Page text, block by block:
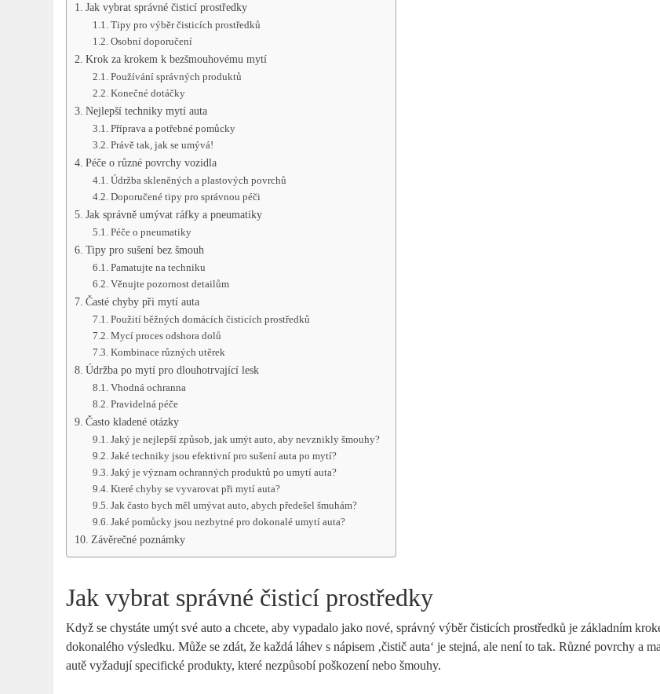
Jak vybrat správné čisticí prostředky
Tipy pro výběr čisticích prostředků
Osobní doporučení
Krok za krokem k bezšmouhovému mytí
Používání správných produktů
Konečné dotáčky
Nejlepší techniky mytí auta
Příprava a potřebné pomůcky
Právě tak, jak se umývá!
Péče o různé povrchy vozidla
Údržba skleněných a plastových povrchů
Doporučené tipy pro správnou péči
Jak správně umývat ráfky a pneumatiky
Péče o pneumatiky
Tipy pro sušení bez šmouh
Pamatujte na techniku
Věnujte pozornost detailům
Časté chyby při mytí auta
Použití běžných domácích čisticích prostředků
Mycí proces odshora dolů
Kombinace různých utěrek
Údržba po mytí pro dlouhotrvající lesk
Vhodná ochranna
Pravidelná péče
Často kladené otázky
Jaký je nejlepší způsob, jak umýt auto, aby nevznikly šmouhy?
Jaké techniky jsou efektivní pro sušení auta po mytí?
Jaký je význam ochranných produktů po umytí auta?
Které chyby se vyvarovat při mytí auta?
Jak často bych měl umývat auto, abych předešel šmuhám?
Jaké pomůcky jsou nezbytné pro dokonalé umytí auta?
Závěrečné poznámky
Jak vybrat správné čisticí prostředky
Když se chystáte umýt své auto a chcete, aby vypadalo jako nové, správný výběr čisticích prostředků je základním
dokonalého výsledku. Může se zdát, že každá láhev s nápisem ‚čistič auta‘ je stejná, ale není to tak. Různé povrchy a
autě vyžadují specifické produkty, které nezpůsobí poškození nebo šmouhy.